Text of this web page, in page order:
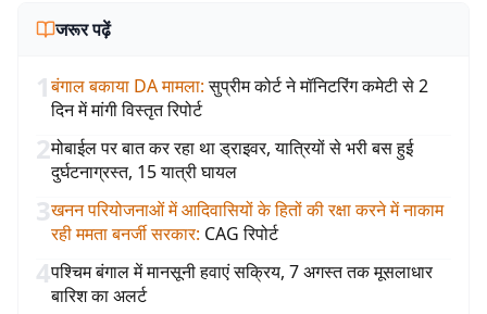
जरूर पढ़ें
1बंगाल बकाया DA मामला: सुप्रीम कोर्ट ने मॉनिटरिंग कमेटी से 2
दिन में मांगी विस्तृत रिपोर्ट
2मोबाईल पर बात कर रहा था ड्राइवर, यात्रियों से भरी बस हुई
दुर्घटनाग्रस्त, 15 यात्री घायल
3खनन परियोजनाओं में आदिवासियों के हितों की रक्षा करने में नाकाम
रही ममता बनर्जी सरकार: CAG रिपोर्ट
4पश्चिम बंगाल में मानसूनी हवाएं सक्रिय, 7 अगस्त तक मूसलाधार
बारिश का अलर्ट